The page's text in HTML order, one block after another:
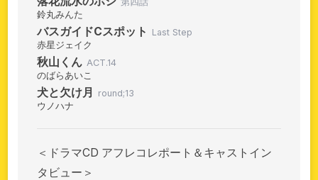
鈴丸みんた
バスガイドCスポット
Last Step
赤星ジェイク
秋山くん ACT.14
のばらあいこ
犬と欠け月
round;13
ウノハナ
＜ドラマCD アフレコレポート＆キャストイン
タビュー＞